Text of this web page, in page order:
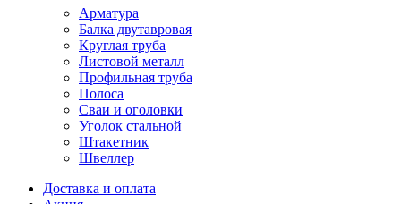
Арматура
Балка двутавровая
Круглая труба
Листовой металл
Профильная труба
Полоса
Сваи и оголовки
Уголок стальной
Штакетник
Швеллер
Доставка и оплата